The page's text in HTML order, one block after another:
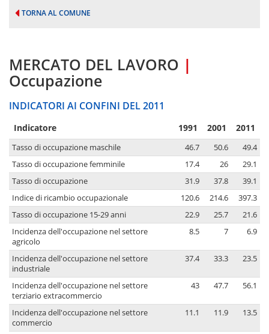
TORNA AL COMUNE
MERCATO DEL LAVORO |
Occupazione
INDICATORI AI CONFINI DEL 2011
Indicatore 1991 2001 2011
Tasso di occupazione maschile 46.7 50.6
49.4
Tasso di occupazione femminile
17.4 26
29.1
Tasso di occupazione
31.9 37.8
39.1
Indice di ricambio occupazionale
120.6 214.6
397.3
Tasso di occupazione 15-29 anni
22.9 25.7
21.6
Incidenza dell'occupazione nel settore
agricolo
8.5 7 6.9
Incidenza dell'occupazione nel settore
industriale
37.4 33.3 23.5
Incidenza dell'occupazione nel settore
terziario extracommercio
43 47.7 56.1
Incidenza dell'occupazione nel settore
commercio
11.1 11.9 13.5